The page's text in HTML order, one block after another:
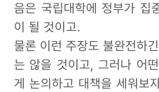
음은 국립대학에 정부가 집
이 될 것이고.
물론 이런 주장도 불완전하
는 않을 것이고, 그러나 어
게 논의하고 대책을 세워보